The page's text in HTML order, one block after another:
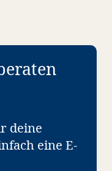
deine
eine E-